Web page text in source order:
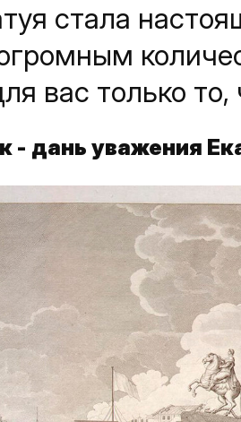
стала
вас только
- дань уважения